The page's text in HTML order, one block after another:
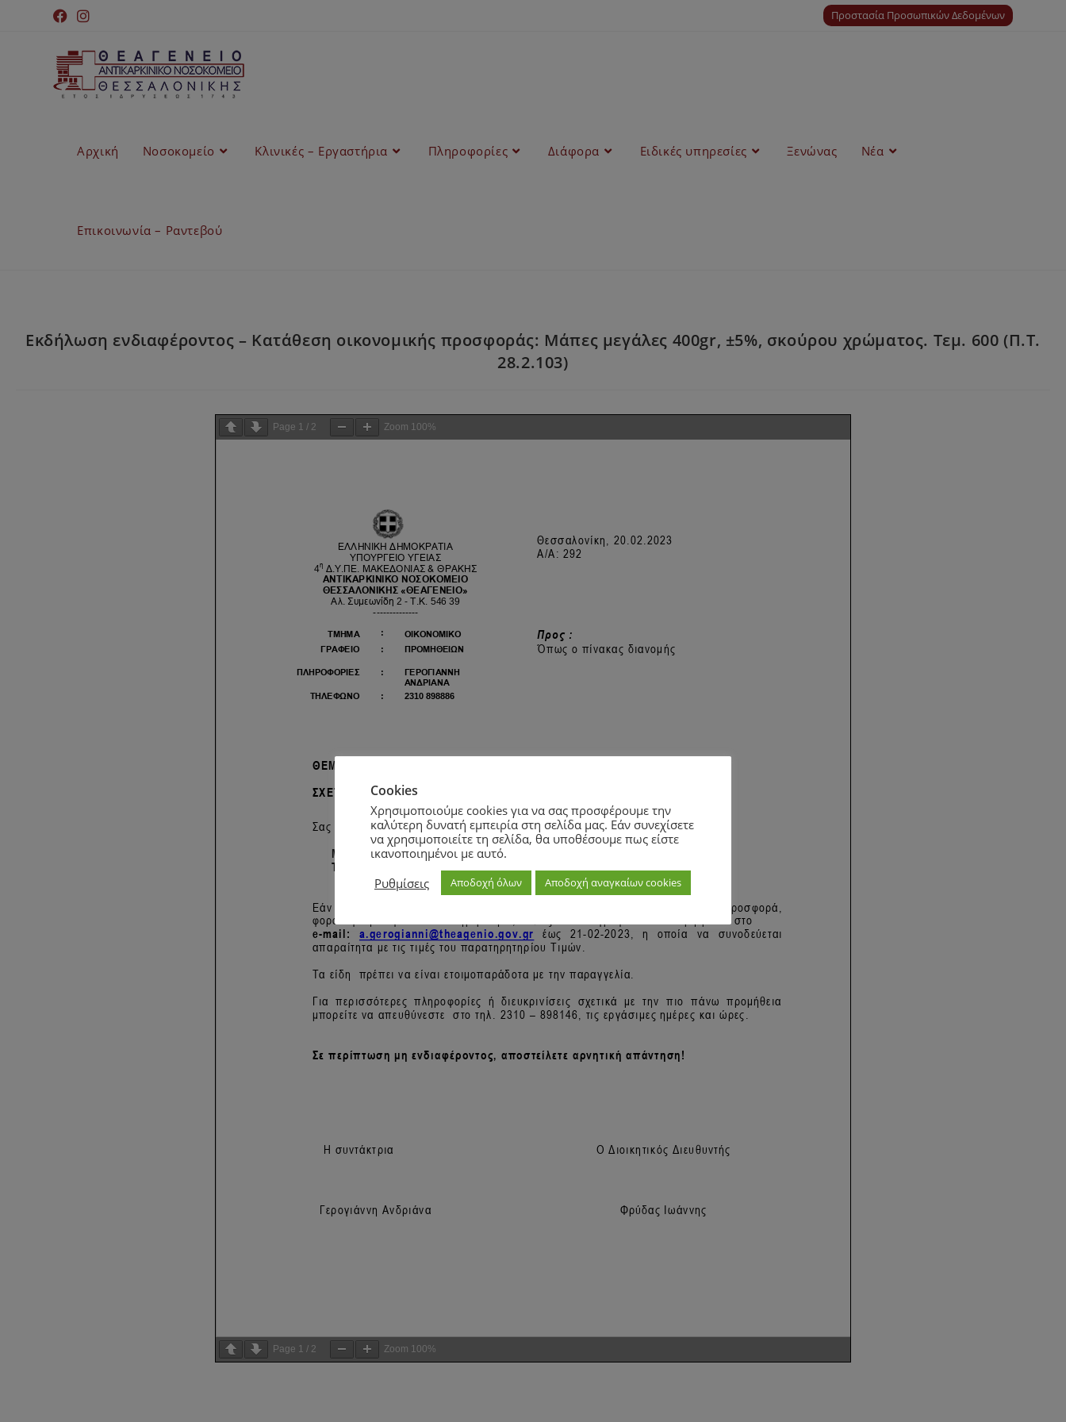
Προστασία Προσωπικών Δεδομένων
Αρχική Νοσοκομείο Κλινικές – Εργαστήρια Πληροφορίες Διάφορα Ειδικές υπηρεσίες Ξενώνας Νέα
Επικοινωνία – Ραντεβού
Εκδήλωση ενδιαφέροντος – Κατάθεση οικονομικής προσφοράς: Μάπες μεγάλες 400gr, ±5%, σκούρου χρώματος. Τεμ. 600 (Π.Τ.
28.2.103)
Page 1 / 2 Zoom 100%
Page 1 / 2 Zoom 100%
Cookies
Χρησιμοποιούμε cookies για να σας προσφέρουμε την
καλύτερη δυνατή εμπειρία στη σελίδα μας. Εάν συνεχίσετε
να χρησιμοποιείτε τη σελίδα, θα υποθέσουμε πως είστε
ικανοποιημένοι με αυτό.
Ρυθμίσεις
Αποδοχή όλων Αποδοχή αναγκαίων cookies